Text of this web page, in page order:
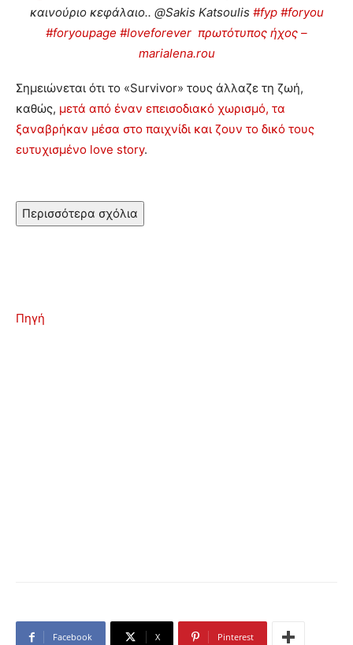
καινούριο κεφάλαιο.. @Sakis Katsoulis #fyp #foryou
#foryoupage #loveforever πρωτότυπος ήχος –
marialena.rou
Σημειώνεται ότι το «Survivor» τους άλλαζε τη ζωή,
καθώς, μετά από έναν επεισοδιακό χωρισμό, τα
ξαναβρήκαν μέσα στο παιχνίδι και ζουν το δικό τους
ευτυχισμένο love story.
Περισσότερα σχόλια
Πηγή
Facebook X Pinterest